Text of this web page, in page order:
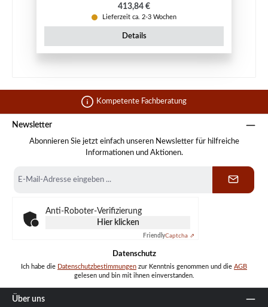
Regulärer Preis:
413,84 €
Lieferzeit ca. 2-3 Wochen
Details
Kompetente Fachberatung
Newsletter
Abonnieren Sie jetzt einfach unseren Newsletter für hilfreiche
Informationen und Aktionen.
Mail-
Anti-Roboter-Verifizierung
Hier klicken
FriendlyCaptcha ⇗
Datenschutz
Ich habe die Datenschutzbestimmungen zur Kenntnis genommen und die AGB
gelesen und bin mit ihnen einverstanden.
Über uns